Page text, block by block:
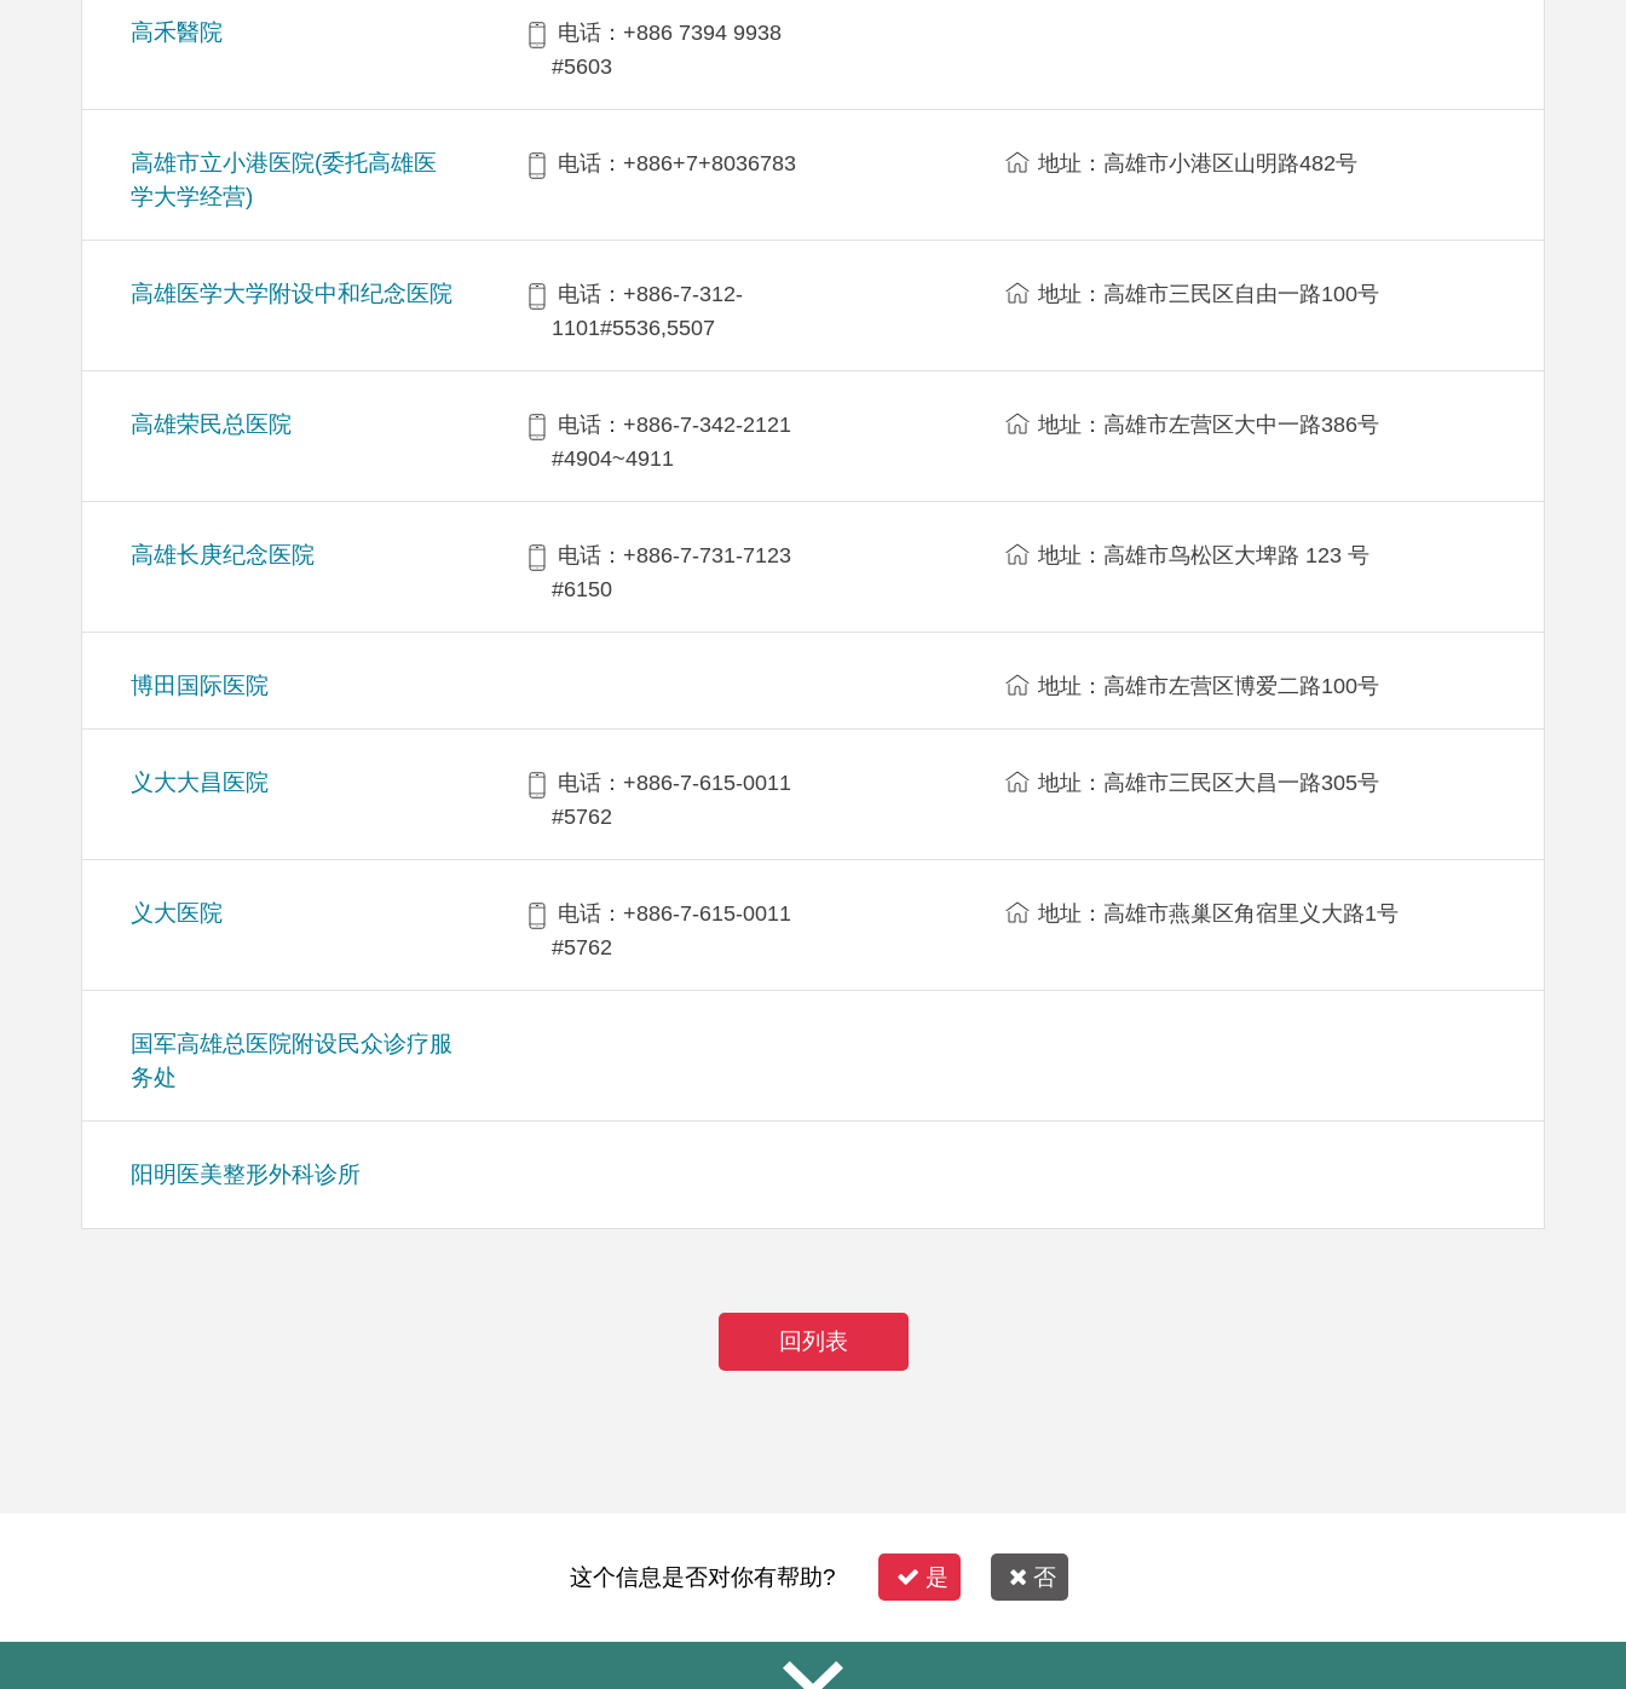
高禾醫院
电话：+886 7394 9938
#5603
高雄市立小港医院(委托高雄医
学大学经营)
电话：+886+7+8036783 地址：高雄市小港区山明路482号
高雄医学大学附设中和纪念医院
电话：+886-7-312-
1101#5536,5507
地址：高雄市三民区自由一路100号
高雄荣民总医院
电话：+886-7-342-2121
#4904~4911
地址：高雄市左营区大中一路386号
高雄长庚纪念医院
电话：+886-7-731-7123
#6150
地址：高雄市鸟松区大埤路 123 号
博田国际医院 地址：高雄市左营区博爱二路100号
义大大昌医院
电话：+886-7-615-0011
#5762
地址：高雄市三民区大昌一路305号
义大医院
电话：+886-7-615-0011
#5762
地址：高雄市燕巢区角宿里义大路1号
国军高雄总医院附设民众诊疗服
务处
阳明医美整形外科诊所
回列表
这个信息是否对你有帮助? 是 否